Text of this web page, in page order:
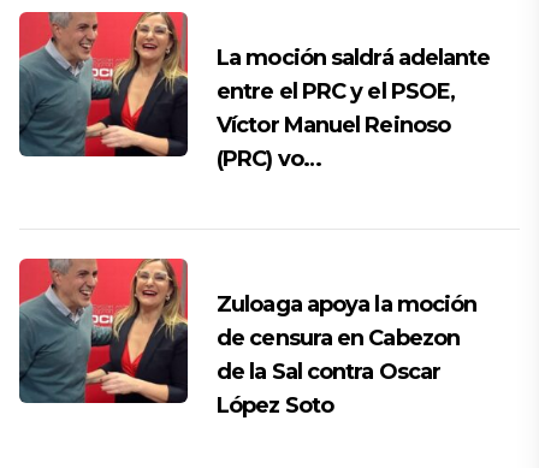
La moción saldrá adelante
entre el PRC y el PSOE,
Víctor Manuel Reinoso
(PRC) vo…
Zuloaga apoya la moción
de censura en Cabezon
de la Sal contra Oscar
López Soto